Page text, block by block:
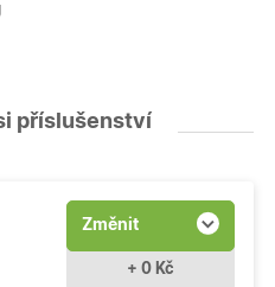
příslušenství
Změnit
+ 0 Kč